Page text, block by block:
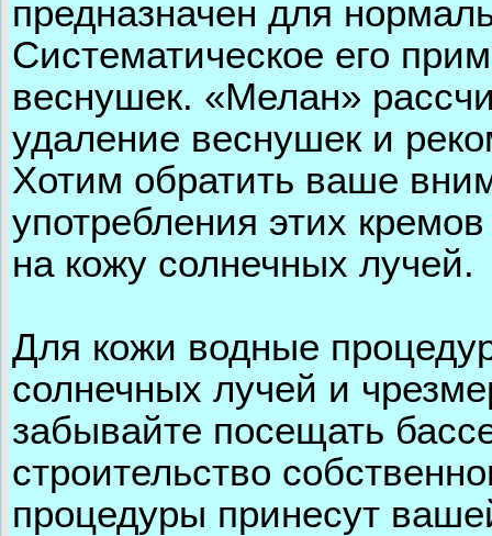
предназначен для
Систематическое его
веснушек. «Мелан»
удаление веснушек и
Хотим обратить ваше
употребления этих
на кожу солнечных лучей.
Для кожи водные
солнечных лучей и
забывайте посещать
строительство
процедуры принесут